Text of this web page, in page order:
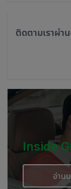
ติดตามเราผ่า
Inside
อ่าน